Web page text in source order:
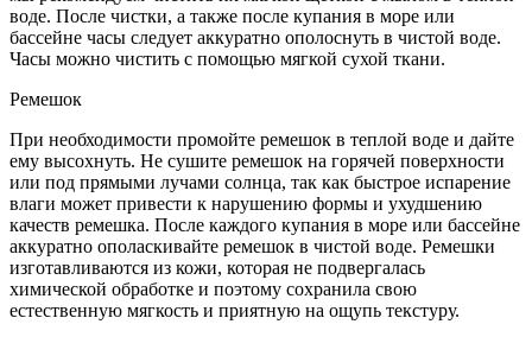
воде. После чистки, а также после купания в море или
бассейне часы следует аккуратно ополоснуть в чистой воде.
Часы можно чистить с помощью мягкой сухой ткани.
Ремешок
При необходимости промойте ремешок в теплой воде и дайте
ему высохнуть. Не сушите ремешок на горячей поверхности
или под прямыми лучами солнца, так как быстрое испарение
влаги может привести к нарушению формы и ухудшению
качеств ремешка. После каждого купания в море или бассейне
аккуратно ополаскивайте ремешок в чистой воде. Ремешки
изготавливаются из кожи, которая не подвергалась
химической обработке и поэтому сохранила свою
естественную мягкость и приятную на ощупь текстуру.